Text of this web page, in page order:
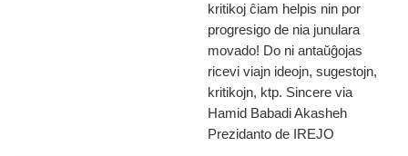
kritikoj ĉiam helpis nin por
progresigo de nia junulara
movado! Do ni antaŭĝojas
ricevi viajn ideojn, sugestojn,
kritikojn, ktp. Sincere via
Hamid Babadi Akasheh
Prezidanto de IREJO